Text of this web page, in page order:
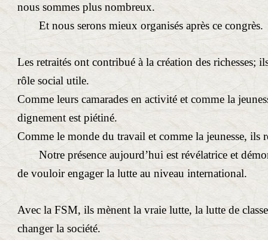
nous sommes plus nombreux.
Et nous serons mieux organisés après ce congrès.
Les retraités ont contribué à la création des richesses;
rôle social utile.
Comme leurs camarades en activité et comme la
dignement est piétiné.
Comme le monde du travail et comme la jeunesse, ils
Notre présence aujourd’hui est révélatrice et
de vouloir engager la lutte au niveau international.
Avec la FSM, ils mènent la vraie lutte, la lutte de
changer la société.